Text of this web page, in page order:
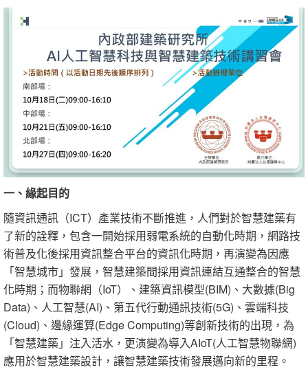
一、緣起目的
隨資訊通訊（ICT）產業技術不斷推進，人們對於智慧建築有
了新的詮釋，包含一開始採用弱電系統的自動化時期，網路技
術普及化後採用資訊整合平台的資訊化時期，再演變為因應
「智慧城市」發展，智慧建築間採用資訊連結互通整合的智慧
化時期；而物聯網（IoT）、建築資訊模型(BIM)、大數據(Big
Data)、人工智慧(AI)、第五代行動通訊技術(5G)、雲端科技
(Cloud)、邊緣運算(Edge Computing)等創新技術的出現，為
「智慧建築」注入活水，更演變為導入AIoT(人工智慧物聯網)
應用於智慧建築設計，讓智慧建築技術發展邁向新的里程。